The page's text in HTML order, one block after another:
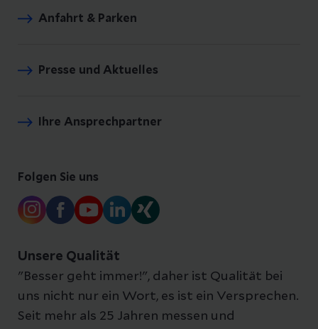
Anfahrt & Parken
Presse und Aktuelles
Ihre Ansprechpartner
Folgen Sie uns
Unsere Qualität
"Besser geht immer!", daher ist Qualität bei
uns nicht nur ein Wort, es ist ein Versprechen.
Seit mehr als 25 Jahren messen und